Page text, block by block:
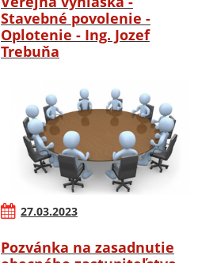
Stavebné povolenie -
Oplotenie - Ing. Jozef
Trebuňa
27.03.2023
Pozvánka na zasadnutie